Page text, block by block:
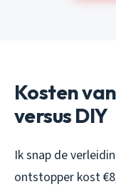
Kosten
versus DIY
Ik snap de
ontstopper kost